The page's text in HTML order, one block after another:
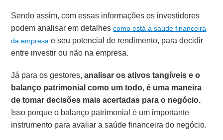
Sendo assim, com essas informações os investidores
podem analisar em detalhescomo está a saúde financeira
da empresa e seu potencial de rendimento, para decidir
entre investir ou não na empresa.
Já para os gestores,analisar os ativos tangíveis e o
balanço patrimonial como um todo, é uma maneira
de tomar decisões mais acertadas para o negócio.
Isso porque o balanço patrimonial é um importante
instrumento para avaliar a saúde financeira do negócio.